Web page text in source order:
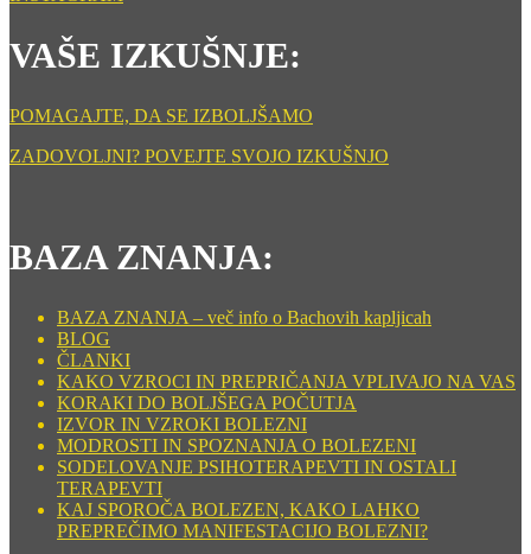
VAŠE IZKUŠNJE:
POMAGAJTE, DA SE IZBOLJŠAMO
ZADOVOLJNI? POVEJTE SVOJO IZKUŠNJO
BAZA ZNANJA:
BAZA ZNANJA – več info o Bachovih kapljicah
BLOG
ČLANKI
KAKO VZROCI IN PREPRIČANJA VPLIVAJO NA VAS
KORAKI DO BOLJŠEGA POČUTJA
IZVOR IN VZROKI BOLEZNI
MODROSTI IN SPOZNANJA O BOLEZENI
SODELOVANJE PSIHOTERAPEVTI IN OSTALI
TERAPEVTI
KAJ SPOROČA BOLEZEN, KAKO LAHKO
PREPREČIMO MANIFESTACIJO BOLEZNI?